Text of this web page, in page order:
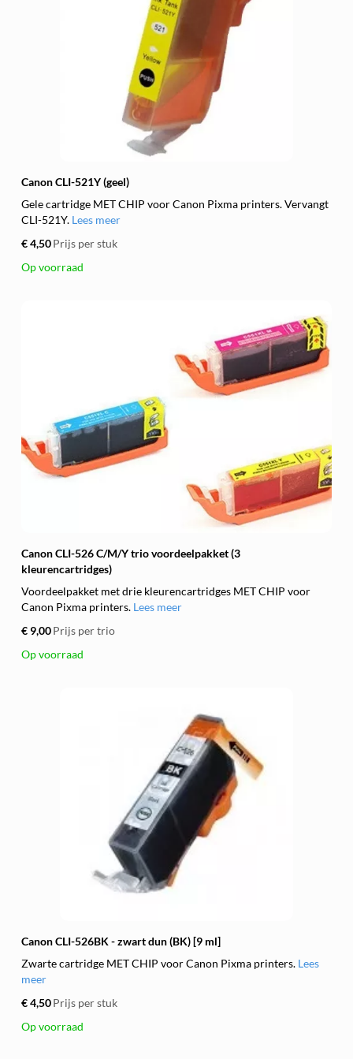
Canon CLI-521Y (geel)
Gele cartridge MET CHIP voor Canon Pixma printers. Vervangt
CLI-521Y. Lees meer
€ 4,50Prijs per stuk
Op voorraad
Canon CLI-526 C/M/Y trio voordeelpakket (3
kleurencartridges)
Voordeelpakket met drie kleurencartridges MET CHIP voor
Canon Pixma printers. Lees meer
€ 9,00Prijs per trio
Op voorraad
Canon CLI-526BK - zwart dun (BK) [9 ml]
Zwarte cartridge MET CHIP voor Canon Pixma printers. Lees
meer
€ 4,50Prijs per stuk
Op voorraad